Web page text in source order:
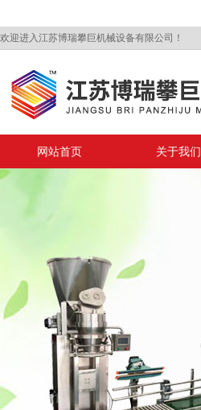
欢迎进入江苏博瑞攀巨机械设备有限公司！
网站首页 关于我们